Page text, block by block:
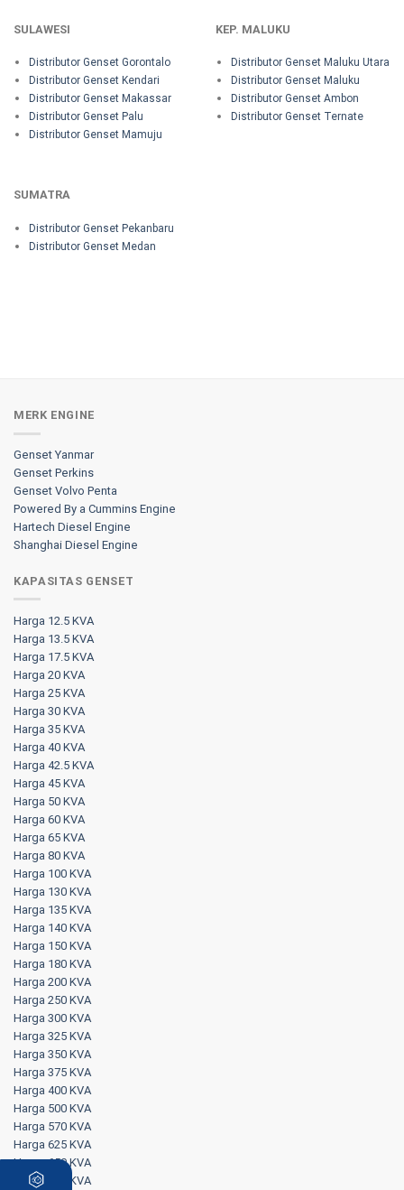
SULAWESI
Distributor Genset Gorontalo
Distributor Genset Kendari
Distributor Genset Makassar
Distributor Genset Palu
Distributor Genset Mamuju
KEP. MALUKU
Distributor Genset Maluku Utara
Distributor Genset Maluku
Distributor Genset Ambon
Distributor Genset Ternate
SUMATRA
Distributor Genset Pekanbaru
Distributor Genset Medan
MERK ENGINE
Genset Yanmar
Genset Perkins
Genset Volvo Penta
Powered By a Cummins Engine
Hartech Diesel Engine
Shanghai Diesel Engine
KAPASITAS GENSET
Harga 12.5 KVA
Harga 13.5 KVA
Harga 17.5 KVA
Harga 20 KVA
Harga 25 KVA
Harga 30 KVA
Harga 35 KVA
Harga 40 KVA
Harga 42.5 KVA
Harga 45 KVA
Harga 50 KVA
Harga 60 KVA
Harga 65 KVA
Harga 80 KVA
Harga 100 KVA
Harga 130 KVA
Harga 135 KVA
Harga 140 KVA
Harga 150 KVA
Harga 180 KVA
Harga 200 KVA
Harga 250 KVA
Harga 300 KVA
Harga 325 KVA
Harga 350 KVA
Harga 375 KVA
Harga 400 KVA
Harga 500 KVA
Harga 570 KVA
Harga 625 KVA
Harga 650 KVA
Harga 750 KVA